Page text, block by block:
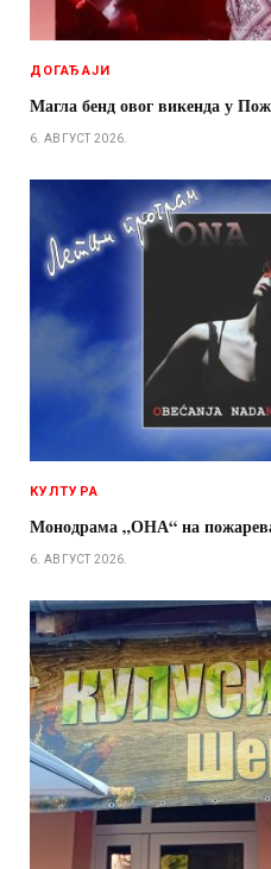
ДОГАЂАЈИ
Магла бенд овог викенда у
6. АВГУСТ 2026.
КУЛТУРА
Монодрама „ОНА“ на
6. АВГУСТ 2026.